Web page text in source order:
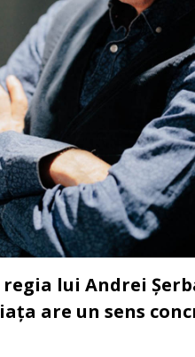
lui Andrei
are un sens